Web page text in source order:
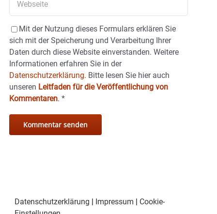
Mit der Nutzung dieses Formulars erklären Sie
sich mit der Speicherung und Verarbeitung Ihrer
Daten durch diese Website einverstanden. Weitere
Informationen erfahren Sie in der
Datenschutzerklärung. Bitte lesen Sie hier auch
unseren Leitfaden für die Veröffentlichung von
Kommentaren. *
Datenschutzerklärung | Impressum | Cookie-